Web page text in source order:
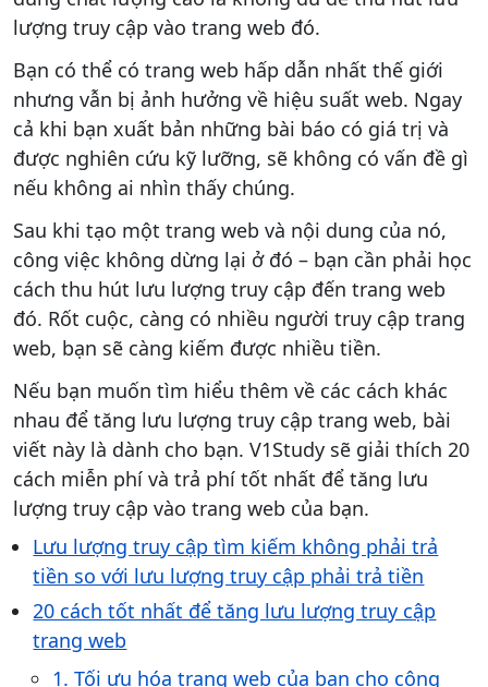
lượng truy cập vào trang web đó.
Bạn có thể có trang web hấp dẫn nhất thế giới
nhưng vẫn bị ảnh hưởng về hiệu suất web. Ngay
cả khi bạn xuất bản những bài báo có giá trị và
được nghiên cứu kỹ lưỡng, sẽ không có vấn đề gì
nếu không ai nhìn thấy chúng.
Sau khi tạo một trang web và nội dung của nó,
công việc không dừng lại ở đó – bạn cần phải học
cách thu hút lưu lượng truy cập đến trang web
đó. Rốt cuộc, càng có nhiều người truy cập trang
web, bạn sẽ càng kiếm được nhiều tiền.
Nếu bạn muốn tìm hiểu thêm về các cách khác
nhau để tăng lưu lượng truy cập trang web, bài
viết này là dành cho bạn. V1Study sẽ giải thích 20
cách miễn phí và trả phí tốt nhất để tăng lưu
lượng truy cập vào trang web của bạn.
Lưu lượng truy cập tìm kiếm không phải trả
tiền so với lưu lượng truy cập phải trả tiền
20 cách tốt nhất để tăng lưu lượng truy cập
trang web
1. Tối ưu hóa trang web của bạn cho công